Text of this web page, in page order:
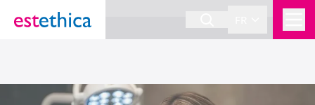
section Service {